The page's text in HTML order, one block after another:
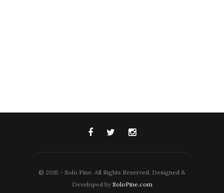
© 2015 - Solo Pine. All Rights Reserved. Designed &
Developed by SoloPine.com